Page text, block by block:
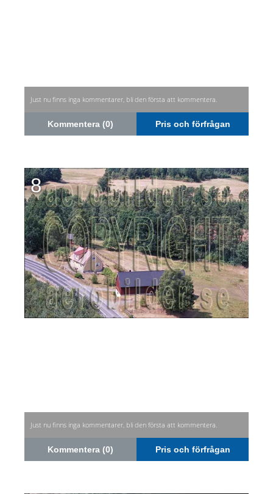
Just nu finns inga kommentarer, bli den första att kommentera.
Kommentera (0) Pris och förfrågan
8
Just nu finns inga kommentarer, bli den första att kommentera.
Kommentera (0) Pris och förfrågan